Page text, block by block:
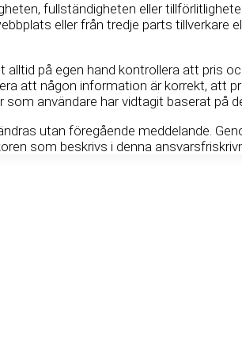
fullständigheten eller
eller från tredje parts tillverkare
alltid på egen hand kontrollera att pris
att någon information är korrekt, att
som användare har vidtagit baserat på
utan föregående meddelande.
som beskrivs i denna